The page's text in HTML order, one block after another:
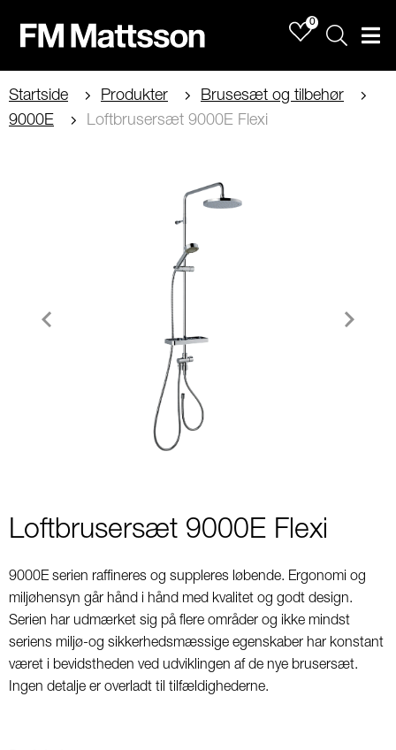
0
Sök
Startside Produkter
Brusesæt og tilbehør
9000E
Loftbrusersæt 9000E Flexi
Loftbrusersæt 9000E Flexi
9000E serien raffineres og suppleres løbende. Ergonomi og
miljøhensyn går hånd i hånd med kvalitet og godt design.
Serien har udmærket sig på flere områder og ikke mindst
seriens miljø-og sikkerhedsmæssige egenskaber har konstant
været i bevidstheden ved udviklingen af de nye brusersæt.
Ingen detalje er overladt til tilfældighederne.